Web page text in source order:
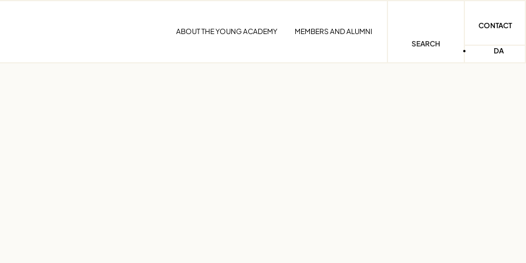
ABOUT THE YOUNG ACADEMY
MEMBERS AND ALUMNI
SEARCH
CONTACT
DA